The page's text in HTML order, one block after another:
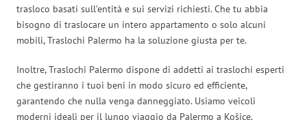
trasloco basati sull’entità e sui servizi richiesti. Che tu abbia
bisogno di traslocare un intero appartamento o solo alcuni
mobili, Traslochi Palermo ha la soluzione giusta per te.
Inoltre, Traslochi Palermo dispone di addetti ai traslochi esperti
che gestiranno i tuoi beni in modo sicuro ed efficiente,
garantendo che nulla venga danneggiato. Usiamo veicoli
moderni ideali per il lungo viaggio da Palermo a Košice.